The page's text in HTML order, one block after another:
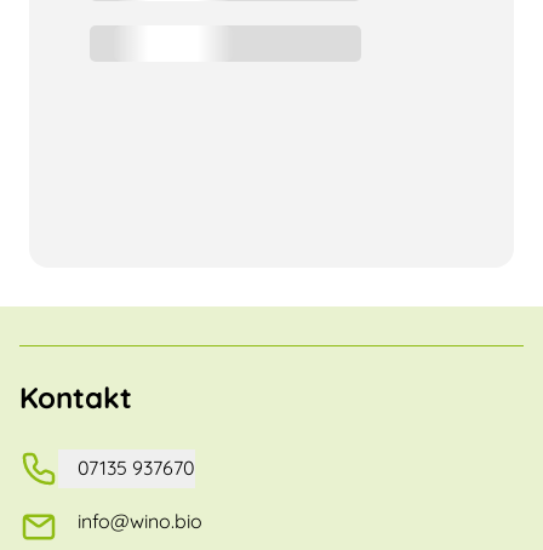
Kontakt
07135 937670
info@wino.bio